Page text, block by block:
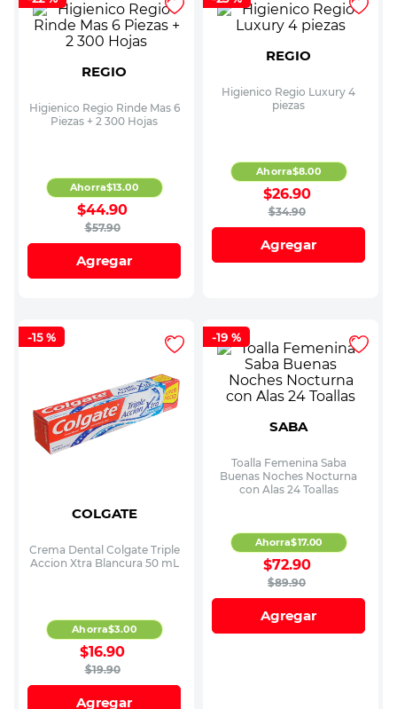
REGIO
Higienico Regio Rinde Mas 6
Piezas + 2 300 Hojas
$57.90
$44.90
Ahorra$13.00
Agregar
REGIO
Higienico Regio Luxury 4
piezas
$34.90
$26.90
Ahorra$8.00
Agregar
-15 %
COLGATE
Crema Dental Colgate Triple
Accion Xtra Blancura 50 mL
$19.90
$16.90
Ahorra$3.00
Agregar
-19 %
SABA
Toalla Femenina Saba
Buenas Noches Nocturna
con Alas 24 Toallas
$89.90
$72.90
Ahorra$17.00
Agregar